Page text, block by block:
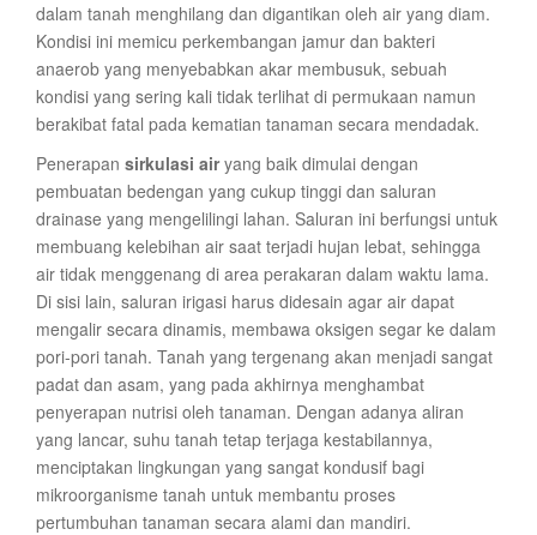
dalam tanah menghilang dan digantikan oleh air yang diam.
Kondisi ini memicu perkembangan jamur dan bakteri
anaerob yang menyebabkan akar membusuk, sebuah
kondisi yang sering kali tidak terlihat di permukaan namun
berakibat fatal pada kematian tanaman secara mendadak.
Penerapan sirkulasi airyang baik dimulai dengan
pembuatan bedengan yang cukup tinggi dan saluran
drainase yang mengelilingi lahan. Saluran ini berfungsi untuk
membuang kelebihan air saat terjadi hujan lebat, sehingga
air tidak menggenang di area perakaran dalam waktu lama.
Di sisi lain, saluran irigasi harus didesain agar air dapat
mengalir secara dinamis, membawa oksigen segar ke dalam
pori-pori tanah. Tanah yang tergenang akan menjadi sangat
padat dan asam, yang pada akhirnya menghambat
penyerapan nutrisi oleh tanaman. Dengan adanya aliran
yang lancar, suhu tanah tetap terjaga kestabilannya,
menciptakan lingkungan yang sangat kondusif bagi
mikroorganisme tanah untuk membantu proses
pertumbuhan tanaman secara alami dan mandiri.